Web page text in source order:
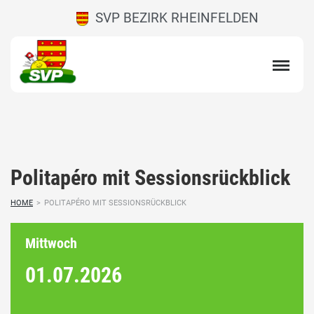
SVP BEZIRK RHEINFELDEN
Politapéro mit Sessionsrückblick
HOME > POLITAPÉRO MIT SESSIONSRÜCKBLICK
Mittwoch
01.07.2026